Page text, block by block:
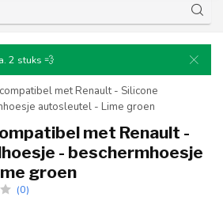
2 stuks 💨
met Renault - Silicone
autosleutel - Lime groen
met Renault -
- beschermhoesje
groen
(0)